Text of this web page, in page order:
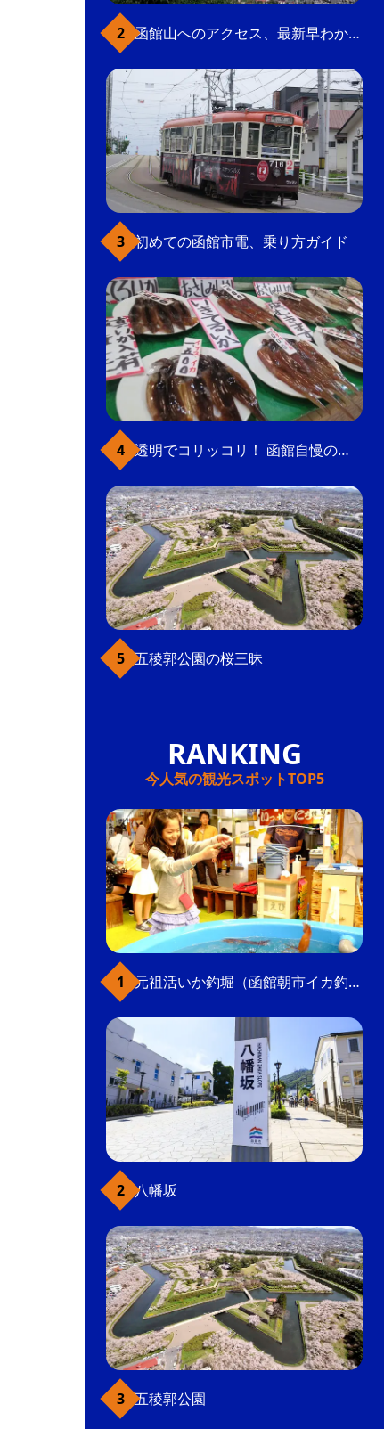
函館山へのアクセス、最新早わかりガイド
初めての函館市電、乗り方ガイド
透明でコリッコリ！ 函館自慢のいかをどうぞ
五稜郭公園の桜三昧
今人気の観光スポットTOP5
元祖活いか釣堀（函館朝市イカ釣り体験）
八幡坂
五稜郭公園